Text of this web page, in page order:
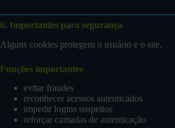
6. Importantes para segurança
Alguns cookies protegem o usuário e o site.
Funções importantes
evitar fraudes
reconhecer acessos autenticados
impedir logins suspeitos
reforçar camadas de autenticação